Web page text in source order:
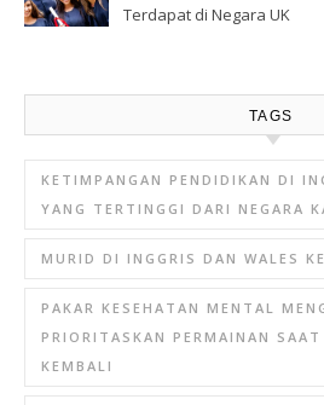
Terdapat di Negara UK
TAGS
KETIMPANGAN PENDIDIKAN DI
YANG TERTINGGI DARI NEGARA
MURID DI INGGRIS DAN WALES
PAKAR KESEHATAN MENTAL
PRIORITASKAN PERMAINAN
KEMBALI